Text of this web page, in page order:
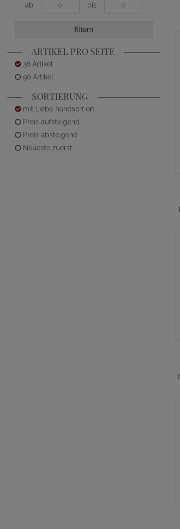
ab bis
filtern
ARTIKEL PRO SEITE
36 Artikel
96 Artikel
SORTIERUNG
mit Liebe handsortiert
Preis aufsteigend
Preis absteigend
Neueste zuerst